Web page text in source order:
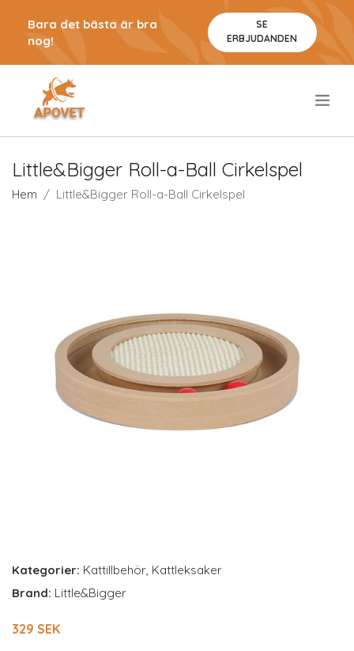
Bara det bästa är bra
nog!
SE
ERBJUDANDEN
Little&Bigger Roll-a-Ball Cirkelspel
Hem Little&Bigger Roll-a-Ball Cirkelspel
Kategorier: Kattillbehör, Kattleksaker
Brand: Little&Bigger
329 SEK